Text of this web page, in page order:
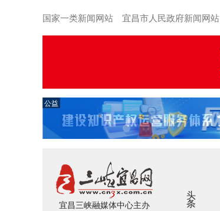
国家一类新闻网站 宜昌市人民政府新闻网站
公益
宜昌三峡融媒体中心主办
头条